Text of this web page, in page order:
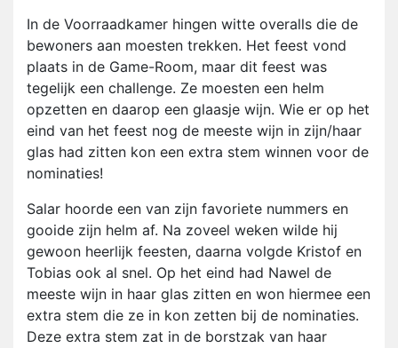
In de Voorraadkamer hingen witte overalls die de
bewoners aan moesten trekken. Het feest vond
plaats in de Game-Room, maar dit feest was
tegelijk een challenge. Ze moesten een helm
opzetten en daarop een glaasje wijn. Wie er op het
eind van het feest nog de meeste wijn in zijn/haar
glas had zitten kon een extra stem winnen voor de
nominaties!
Salar hoorde een van zijn favoriete nummers en
gooide zijn helm af. Na zoveel weken wilde hij
gewoon heerlijk feesten, daarna volgde Kristof en
Tobias ook al snel. Op het eind had Nawel de
meeste wijn in haar glas zitten en won hiermee een
extra stem die ze in kon zetten bij de nominaties.
Deze extra stem zat in de borstzak van haar